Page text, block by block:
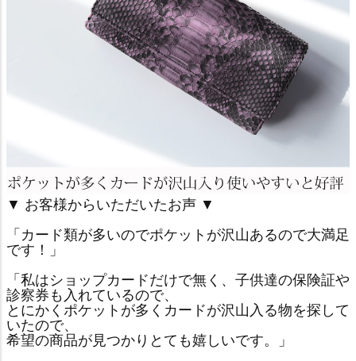
▼ お客様からいただいたお声 ▼
「カード類が多いのでポケットが沢山あるので大満足
です！」
「私はショップカードだけで無く、子供達の保険証や
診察券も入れているので、
とにかくポケットが多くカードが沢山入る物を探して
いたので、
希望の商品が見つかりとても嬉しいです。」